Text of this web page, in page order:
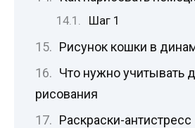
Шаг 1
Рисунок кошки в
Что нужно учитывать
рисования
Раскраски-антистресс